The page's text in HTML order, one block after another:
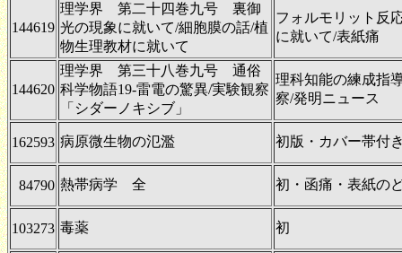
144619
理学界 第二十四巻九号 裏御
光の現象に就いて/細胞膜の話/植
物生理教材に就いて
フォルモリット反
に就いて/表紙痛
144620
理学界 第三十八巻九号 通俗
科学物語19-雷電の驚異/実験観察
「シダーノキシブ」
理科知能の練成指
察/発明ニュース
162593 病原微生物の氾濫 初版・カバー帯付
84790 熱帯病学 全 初・函痛・表紙の
103273 毒薬 初